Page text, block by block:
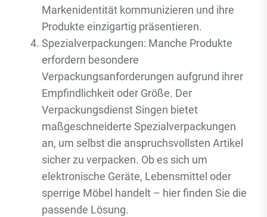
Markenidentität kommunizieren und ihre
Produkte einzigartig präsentieren.
Spezialverpackungen: Manche Produkte
erfordern besondere
Verpackungsanforderungen aufgrund ihrer
Empfindlichkeit oder Größe. Der
Verpackungsdienst Singen bietet
maßgeschneiderte Spezialverpackungen
an, um selbst die anspruchsvollsten Artikel
sicher zu verpacken. Ob es sich um
elektronische Geräte, Lebensmittel oder
sperrige Möbel handelt – hier finden Sie die
passende Lösung.